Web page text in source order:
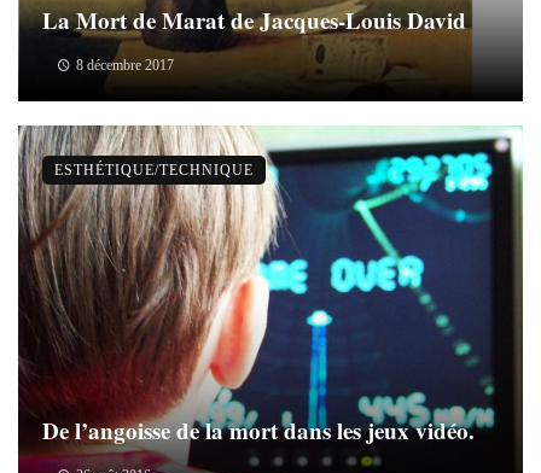
La Mort de Marat de Jacques-Louis David
8 décembre 2017
De l’angoisse de la mort dans les jeux vidéo.
ESTHÉTIQUE/TECHNIQUE